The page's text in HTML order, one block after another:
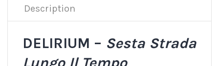
Description
DELIRIUM – Sesta Strada